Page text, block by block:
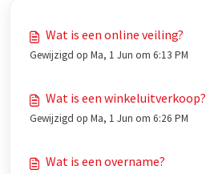
Wat is een online veiling?
Gewijzigd op Ma, 1 Jun om 6:13 PM
Wat is een winkeluitverkoop?
Gewijzigd op Ma, 1 Jun om 6:26 PM
Wat is een overname?